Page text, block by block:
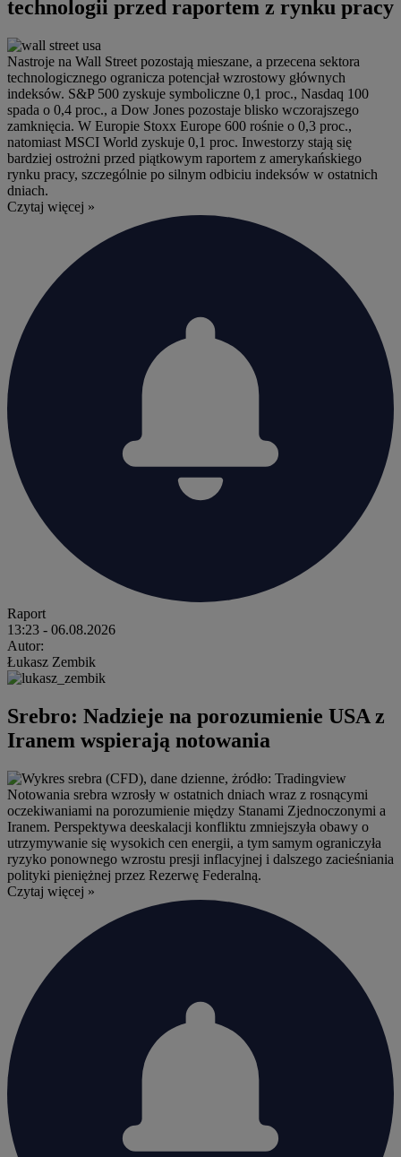
technologii przed raportem z rynku pracy
Nastroje na Wall Street pozostają mieszane, a przecena sektora
technologicznego ogranicza potencjał wzrostowy głównych
indeksów. S&P 500 zyskuje symboliczne 0,1 proc., Nasdaq 100
spada o 0,4 proc., a Dow Jones pozostaje blisko wczorajszego
zamknięcia. W Europie Stoxx Europe 600 rośnie o 0,3 proc.,
natomiast MSCI World zyskuje 0,1 proc. Inwestorzy stają się
bardziej ostrożni przed piątkowym raportem z amerykańskiego
rynku pracy, szczególnie po silnym odbiciu indeksów w ostatnich
dniach.
Czytaj więcej »
Raport
13:23 - 06.08.2026
Autor:
Łukasz Zembik
Srebro: Nadzieje na porozumienie USA z
Iranem wspierają notowania
Notowania srebra wzrosły w ostatnich dniach wraz z rosnącymi
oczekiwaniami na porozumienie między Stanami Zjednoczonymi a
Iranem. Perspektywa deeskalacji konfliktu zmniejszyła obawy o
utrzymywanie się wysokich cen energii, a tym samym ograniczyła
ryzyko ponownego wzrostu presji inflacyjnej i dalszego zacieśniania
polityki pieniężnej przez Rezerwę Federalną.
Czytaj więcej »